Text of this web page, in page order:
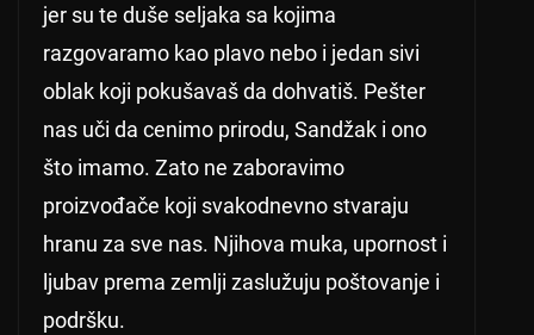
jer su te duše seljaka sa kojima
razgovaramo kao plavo nebo i jedan sivi
oblak koji pokušavaš da dohvatiš. Pešter
nas uči da cenimo prirodu, Sandžak i ono
što imamo. Zato ne zaboravimo
proizvođače koji svakodnevno stvaraju
hranu za sve nas. Njihova muka, upornost i
ljubav prema zemlji zaslužuju poštovanje i
podršku.